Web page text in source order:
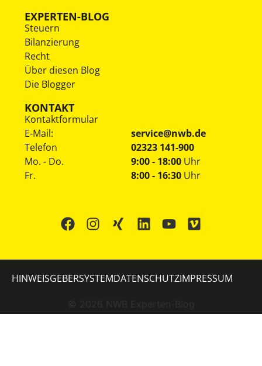
EXPERTEN-BLOG
Steuern
Bilanzierung
Recht
Über diesen Blog
Die Blogger
KONTAKT
Kontaktformular
E-Mail:
service@nwb.de
Telefon
02323 141-900
Mo. - Do.
Fr.
9:00 - 18:00 Uhr
8:00 - 16:30 Uhr
© 2026 NWB Experten-Blog
HINWEISGEBERSYSTEMDATENSCHUTZIMPRESSUM